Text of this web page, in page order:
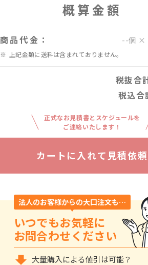
概算金額
商品代金： --個 ×
上記金額に送料は含まれておりません。
税抜合
税込合
正式なお見積書とスケジュールを
ご連絡いたします！
カートに入れて見積依頼
法人のお客様からの大口注文も…
いつでもお気軽に
お問合わせください
大量購入による値引は可能？